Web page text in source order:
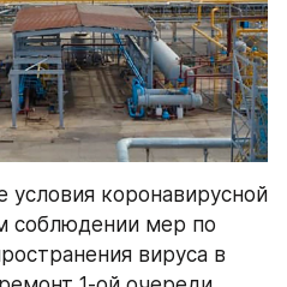
условия коронавирусной
соблюдении мер по
вируса в